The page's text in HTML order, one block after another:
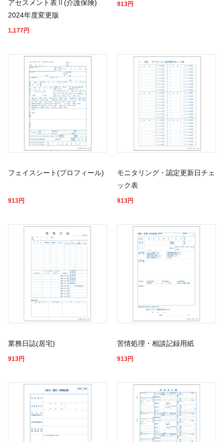
アセスメント表Ⅱ(介護保険)
2024年度変更版
1,177円
913円
フェイスシート(プロフィール)
913円
モニタリング・認定更新日チェ
ック表
913円
業務日誌(居宅)
913円
苦情処理・相談記録用紙
913円